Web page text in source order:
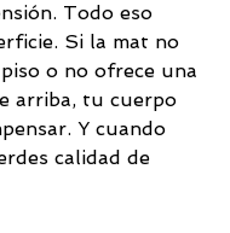
Todo eso
Si la mat no
o no ofrece una
arriba, tu cuerpo
Y cuando
calidad de